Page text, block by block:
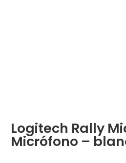
Logitech Rally
Micrófono –